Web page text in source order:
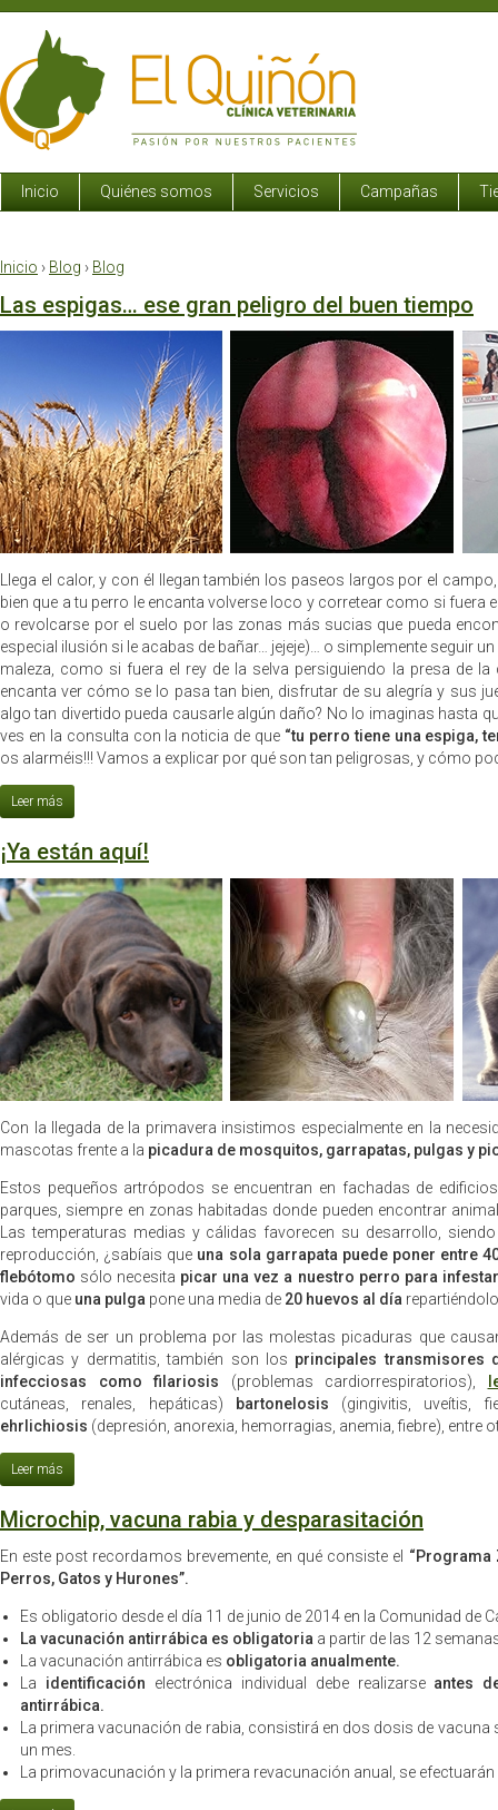
Inicio Quiénes somos Servicios Campañas
Inicio › Blog › Blog
Las espigas… ese gran peligro del buen tiempo
Llega el calor, y con él llegan también los paseos largos por el
bien que a tu perro le encanta volverse loco y corretear como si fuera
o revolcarse por el suelo por las zonas más sucias que pueda
especial ilusión si le acabas de bañar… jejeje)… o simplemente seguir
maleza, como si fuera el rey de la selva persiguiendo la presa de la
encanta ver cómo se lo pasa tan bien, disfrutar de su alegría y sus
algo tan divertido pueda causarle algún daño? No lo imaginas hasta
ves en la consulta con la noticia de que “tu perro tiene una espiga,
os alarméis!!! Vamos a explicar por qué son tan peligrosas, y cómo
¡Ya están aquí!
Con la llegada de la primavera insistimos especialmente en la
mascotas frente a la picadura de mosquitos, garrapatas, pulgas y
Estos pequeños artrópodos se encuentran en fachadas de
parques, siempre en zonas habitadas donde pueden encontrar
Las temperaturas medias y cálidas favorecen su desarrollo,
reproducción, ¿sabíais que una sola garrapata puede poner entre
flebótomo sólo necesita picar una vez a nuestro perro para
vida o que una pulga pone una media de 20 huevos al día
Además de ser un problema por las molestas picaduras que
alérgicas y dermatitis, también son los principales transmisores
infecciosas como filariosis (problemas cardiorrespiratorios),
cutáneas, renales, hepáticas)
bartonelosis (gingivitis, uveítis,
ehrlichiosis (depresión, anorexia, hemorragias, anemia, fiebre), entre
Microchip, vacuna rabia y desparasitación
En este post recordamos brevemente, en qué consiste el
Perros, Gatos y Hurones”.
Es obligatorio desde el día 11 de junio de 2014 en la Comunidad de
La vacunación antirrábica es obligatoria a partir de las 12
La vacunación antirrábica es obligatoria anualmente.
La identificación electrónica individual debe realizarse antes
antirrábica.
La primera vacunación de rabia, consistirá en dos dosis de
un mes.
La primovacunación y la primera revacunación anual, se